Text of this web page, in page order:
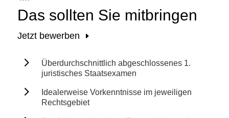
Das sollten Sie mitbringen
Jetzt bewerben
5
Überdurchschnittlich abgeschlossenes 1.
juristisches Staatsexamen
5
Idealerweise Vorkenntnisse im jeweiligen
Rechtsgebiet